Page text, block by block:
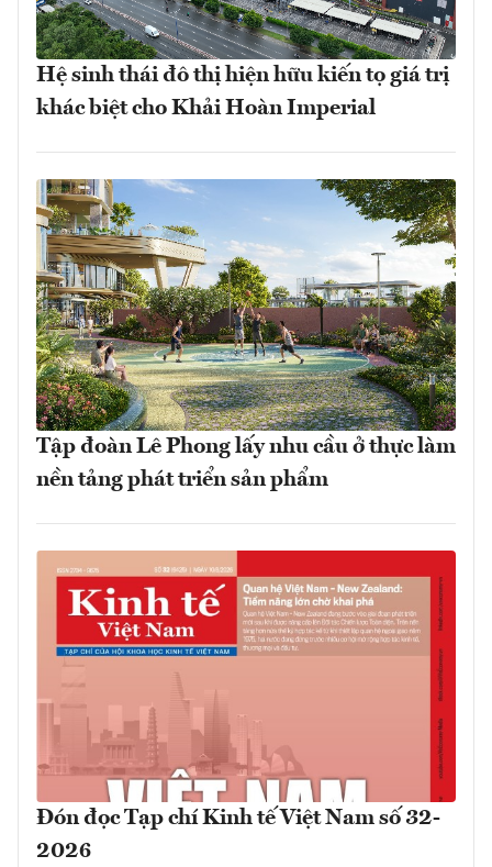
Hệ sinh thái đô thị hiện hữu kiến tọ giá trị
khác biệt cho Khải Hoàn Imperial
Tập đoàn Lê Phong lấy nhu cầu ở thực làm
nền tảng phát triển sản phẩm
Đón đọc Tạp chí Kinh tế Việt Nam số 32-
2026